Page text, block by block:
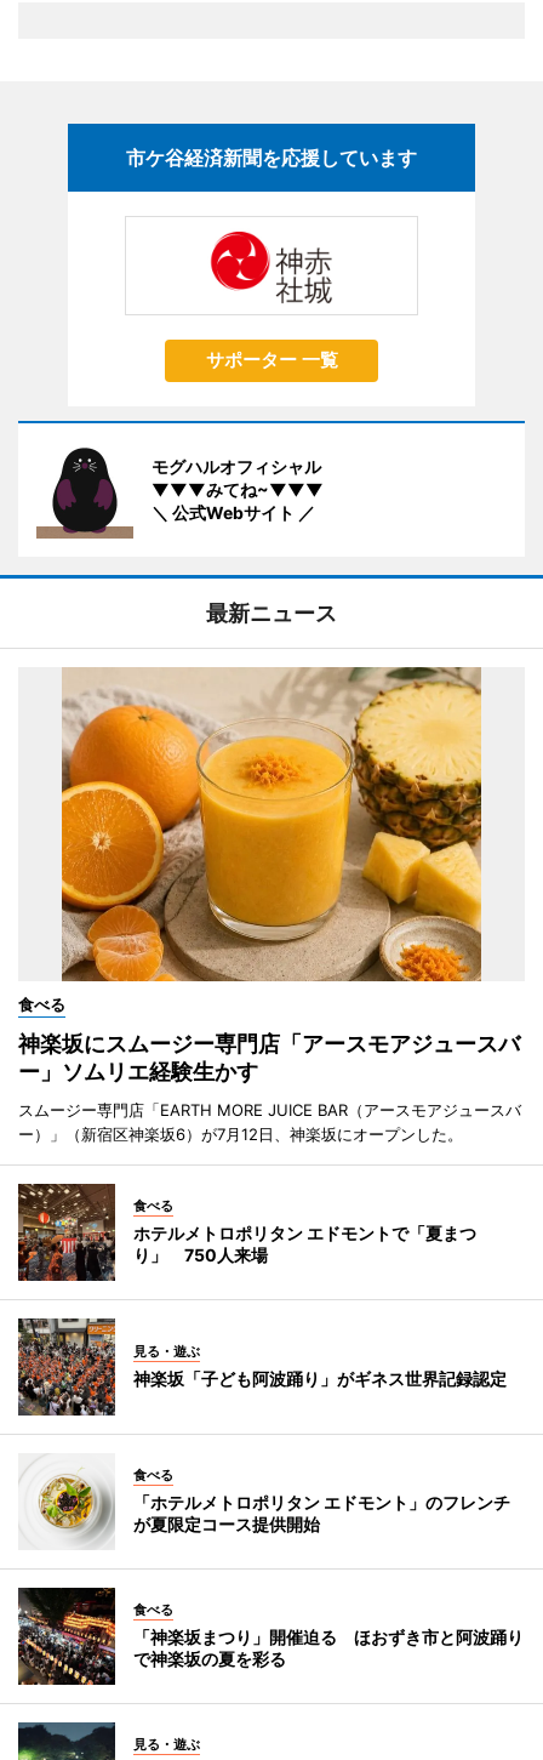
市ケ谷経済新聞を応援しています
サポーター 一覧
モグハルオフィシャル
▼▼▼みてね~▼▼▼
＼ 公式Webサイト ／
最新ニュース
食べる
神楽坂にスムージー専門店「アースモアジュースバ
ー」ソムリエ経験生かす
スムージー専門店「EARTH MORE JUICE BAR（アースモアジュースバ
ー）」（新宿区神楽坂6）が7月12日、神楽坂にオープンした。
食べる
ホテルメトロポリタン エドモントで「夏まつ
り」 750人来場
見る・遊ぶ
神楽坂「子ども阿波踊り」がギネス世界記録認定
食べる
「ホテルメトロポリタン エドモント」のフレンチ
が夏限定コース提供開始
食べる
「神楽坂まつり」開催迫る ほおずき市と阿波踊り
で神楽坂の夏を彩る
見る・遊ぶ